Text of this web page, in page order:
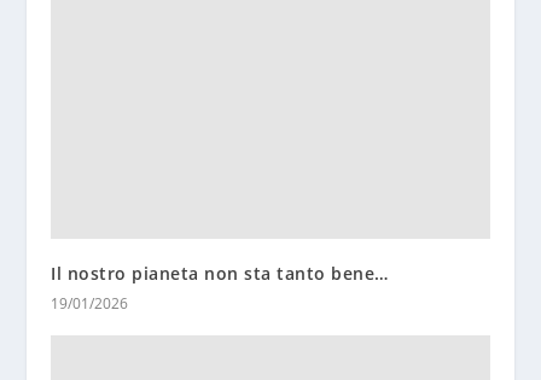
Il nostro pianeta non sta tanto bene…
19/01/2026